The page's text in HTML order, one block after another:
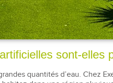
sont-elles
quantités d’eau. Chez